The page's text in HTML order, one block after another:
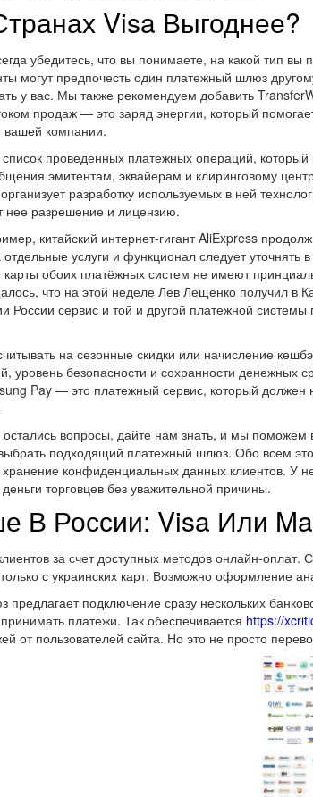
Visa Выгоднее?
убедитесь, что вы понимаете, на какой тип
могут предпочесть один платежный шлюз
у вас. Мы также рекомендуем добавить
продаж — это заряд энергии, который
вашей компании.
проведенных платежных операций,
эмитентам, эквайерам и клиринговому
разработку используемых в ней
нее разрешение и лицензию.
китайский интернет-гигант AliExpress
услуги и функционал следует уточнять
обоих платёжных систем не имеют
что на этой неделе Лев Лещенко получил в
России сервис и той и другой платежной
на сезонные скидки или начисление
уровень безопасности и сохранности
Pay — это платежный сервис, который
вопросы, дайте нам знать, и мы
подходящий платежный шлюз. Обо всем
хранение конфиденциальных данных клиентов.
деньги торговцев без уважительной причины.
В России: Visa Или
за счет доступных методов онлайн-
с украинских карт. Возможно оформление
подключение сразу нескольких
платежи. Так обеспечивается https://
от пользователей сайта. Но это не просто